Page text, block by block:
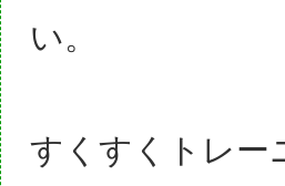
い。
すくすくトレー